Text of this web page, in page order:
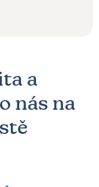
a
nás na